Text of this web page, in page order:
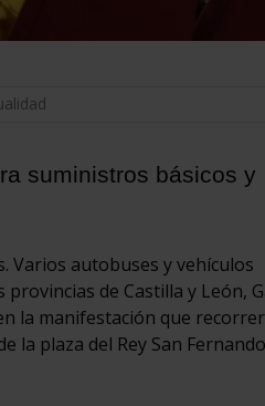
suministros básicos y
Varios autobuses y vehículos
de Castilla y León,
la manifestación que
la plaza del Rey San